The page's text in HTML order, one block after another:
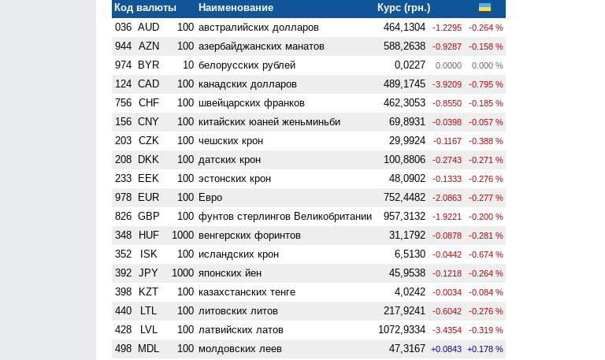
Код валюты Наименование
Курс (грн.)
036 AUD 100 австралийских долларов 464,1304 -1.2295 -0.264 %
944 AZN 100 азербайджанских манатов 588,2638 -0.9287 -0.158 %
974 BYR 10 белорусских рублей 0,0227 0.0000 0.000 %
124 CAD 100 канадских долларов 489,1745 -3.9209 -0.795 %
756 CHF 100 швейцарских франков 462,3053 -0.8550 -0.185 %
156 CNY 100 китайских юаней женьминьби 69,8931 -0.0398 -0.057 %
203 CZK 100 чешских крон 29,9924 -0.1167 -0.388 %
208 DKK 100 датских крон 100,8806 -0.2743 -0.271 %
233 EEK 100 эстонских крон 48,0902 -0.1333 -0.276 %
978 EUR 100 Евро 752,4482 -2.0863 -0.277 %
826 GBP 100 фунтов стерлингов Велико­британии 957,3132 -1.9221 -0.200 %
348 HUF 1000 венгерских форинтов 31,1792 -0.0878 -0.281 %
352 ISK 100 исландских крон 6,5130 -0.0442 -0.674 %
392 JPY 1000 японских йен 45,9538 -0.1218 -0.264 %
398 KZT 100 казахстанских тенге 4,0242 -0.0034 -0.084 %
440 LTL 100 литовских литов 217,9241 -0.6042 -0.276 %
428 LVL 100 латвийских латов 1072,9334 -3.4354 -0.319 %
498 MDL 100 молдовских леев 47,3167 +0.0843 +0.178 %